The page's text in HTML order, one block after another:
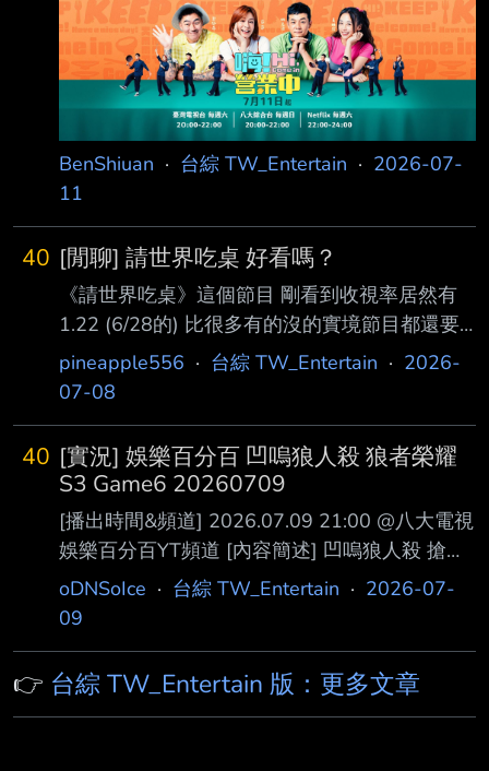
Kid、坤達 [分隊資訊] 地球上最浪漫的小隊長：
小鬼 黃
https://i.imgur.com/Ua3Dx0j.png [主持人] 姚元
浩、莎莎、吳映潔(鬼鬼)、郭泓志 [來賓] 庹宗
康、屈中恆、陳鴻、余祥銓、顏佑庭 -- 〃
▁▂▂▁ ﹒ ‥ ︰ 一樣的月光 蒸發了淚光 。 ﹒
。▄█▃▅▇▄▄ ◢▃▅▆▎▍ ◣ ▃ ▂ ‧ . 愛讓
有情的人可以去跟痛抵抗 ▄▄▃▅▌▉▊▄
▊▊▆▆▆▌
BenShiuan · 台綜 TW_Entertain · 2026-07-
11
40 [閒聊] 請世界吃桌 好看嗎？
《請世界吃桌》這個節目 剛看到收視率居然有
1.22 (6/28的) 比很多有的沒的實境節目都還要
高了吧 可是 整個板上完全沒任何一篇實況文或
討論 唯一一篇居然是去年的新聞？ 想問有板友
pineapple556 · 台綜 TW_Entertain · 2026-
07-08
40 [實況] 娛樂百分百 凹嗚狼人殺 狼者榮耀
S3 Game6 20260709
[播出時間&頻道] 2026.07.09 21:00 @八大電視
娛樂百分百YT頻道 [內容簡述] 凹嗚狼人殺 搶先
看： 無 YT首播影片：
https://youtu.be/eFhFv1k8xSs [來賓] 黃偉晉、
婷、艾莉兒、冠宇、YC、小翔、枕 頭 狼者榮耀
第3季共分為三個賽段進行。 第1、2賽段將進行
oDNSoIce · 台綜 TW_Entertain · 2026-07-
09
👉 台綜 TW_Entertain 版：更多文章